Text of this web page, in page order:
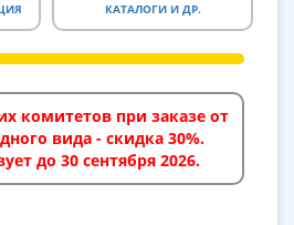
КАТАЛОГИ И ДР.
комитетов при заказе от
вида - скидка 30%.
до 30 сентября 2026.